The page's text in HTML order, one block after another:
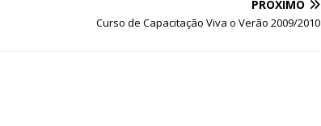
PRÓXIMO
Curso de Capacitação Viva o Verão 2009/2010